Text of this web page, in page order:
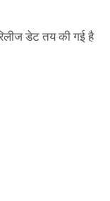
डेट तय की गई है